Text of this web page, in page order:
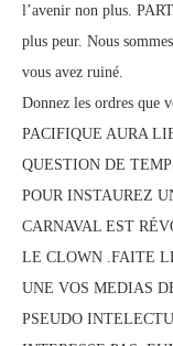
l’avenir non plus.
plus peur. Nous
vous avez ruiné.
Donnez les ordres que
PACIFIQUE AURA
QUESTION DE
POUR INSTAUREZ
CARNAVAL EST
LE CLOWN .FAITE
UNE VOS MEDIAS
PSEUDO